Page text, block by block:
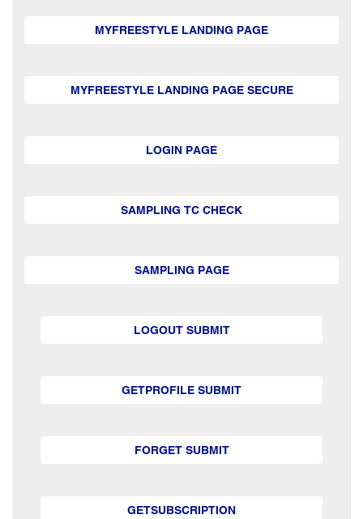
MYFREESTYLE LANDING PAGE
MYFREESTYLE LANDING PAGE SECURE
LOGIN PAGE
SAMPLING TC CHECK
SAMPLING PAGE
LOGOUT SUBMIT
GETPROFILE SUBMIT
FORGET SUBMIT
GETSUBSCRIPTION